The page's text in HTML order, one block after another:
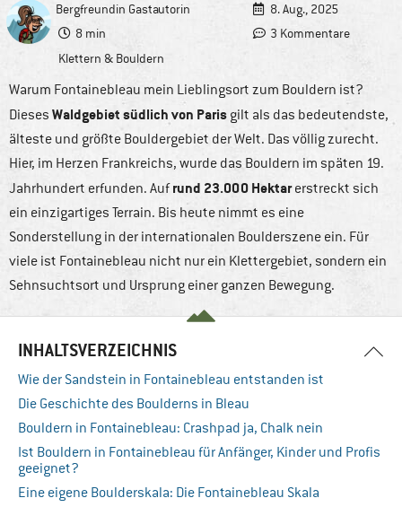
Bergfreundin Gastautorin
8. Aug., 2025
8 min
3 Kommentare
Klettern & Bouldern
Warum Fontainebleau mein Lieblingsort zum Bouldern ist?
Dieses Waldgebiet südlich von Paris gilt als das bedeutendste,
älteste und größte Bouldergebiet der Welt. Das völlig zurecht.
Hier, im Herzen Frankreichs, wurde das Bouldern im späten 19.
Jahrhundert erfunden. Aufrund 23.000 Hektarerstreckt sich
ein einzigartiges Terrain. Bis heute nimmt es eine
Sonderstellung in der internationalen Boulderszene ein. Für
viele ist Fontainebleau nicht nur ein Klettergebiet, sondern ein
Sehnsuchtsort und Ursprung einer ganzen Bewegung.
INHALTSVERZEICHNIS
Wie der Sandstein in Fontainebleau entstanden ist
Die Geschichte des Boulderns in Bleau
Bouldern in Fontainebleau: Crashpad ja, Chalk nein
Ist Bouldern in Fontainebleau für Anfänger, Kinder und Profis
geeignet?
Eine eigene Boulderskala: Die Fontainebleau Skala